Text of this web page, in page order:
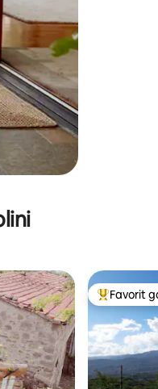
Glavni
Favorit